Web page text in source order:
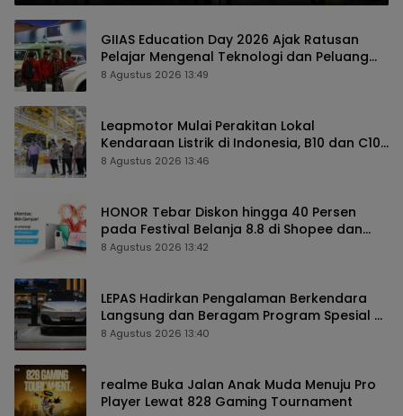
GIIAS Education Day 2026 Ajak Ratusan
Pelajar Mengenal Teknologi dan Peluang
Karier Industri Otomotif
8 Agustus 2026 13:49
Leapmotor Mulai Perakitan Lokal
Kendaraan Listrik di Indonesia, B10 dan C10
Jadi Model Perdana
8 Agustus 2026 13:46
HONOR Tebar Diskon hingga 40 Persen
pada Festival Belanja 8.8 di Shopee dan
TikTok Shop
8 Agustus 2026 13:42
LEPAS Hadirkan Pengalaman Berkendara
Langsung dan Beragam Program Spesial di
GIIAS 2026
8 Agustus 2026 13:40
realme Buka Jalan Anak Muda Menuju Pro
Player Lewat 828 Gaming Tournament